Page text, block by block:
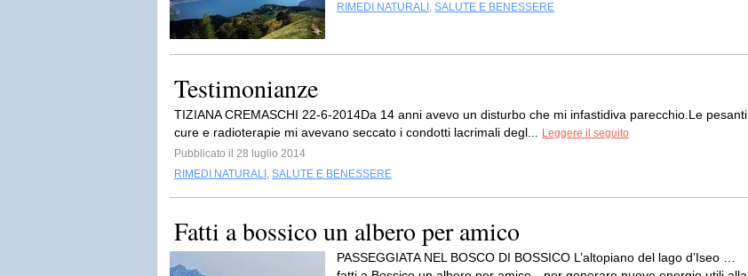
RIMEDI NATURALI , SALUTE E BENESSERE
Testimonianze
TIZIANA CREMASCHI 22-6-2014Da 14 anni avevo un disturbo che mi infastidiva parecchio.Le pesanti
cure e radioterapie mi avevano seccato i condotti lacrimali degl...
Leggere il seguito
Pubblicato il 28 luglio 2014
RIMEDI NATURALI , SALUTE E BENESSERE
Fatti a bossico un albero per amico
PASSEGGIATA NEL BOSCO DI BOSSICO L’altopiano del lago d’Iseo …